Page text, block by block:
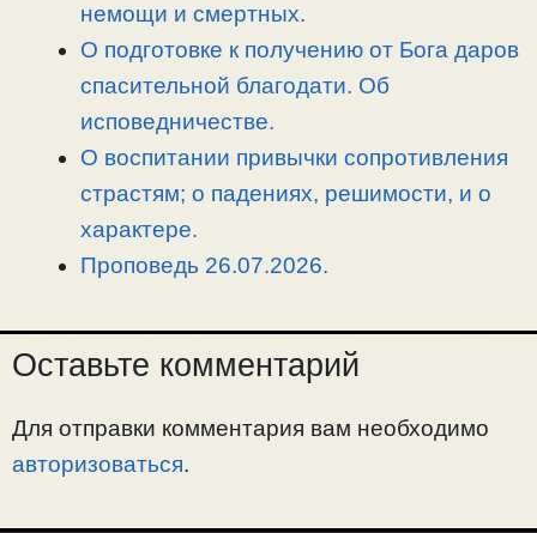
немощи и смертных.
О подготовке к получению от Бога даров
спасительной благодати. Об
исповедничестве.
О воспитании привычки сопротивления
страстям; о падениях, решимости, и о
характере.
Проповедь 26.07.2026.
Оставьте комментарий
Для отправки комментария вам необходимо
авторизоваться.